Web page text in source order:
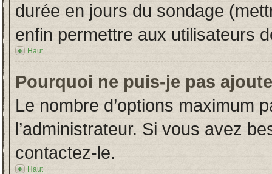
durée en jours du sondage
enfin permettre aux utilisateurs
Haut
Pourquoi ne puis-je pas
Le nombre d’options maximum
l’administrateur. Si vous avez
contactez-le.
Haut